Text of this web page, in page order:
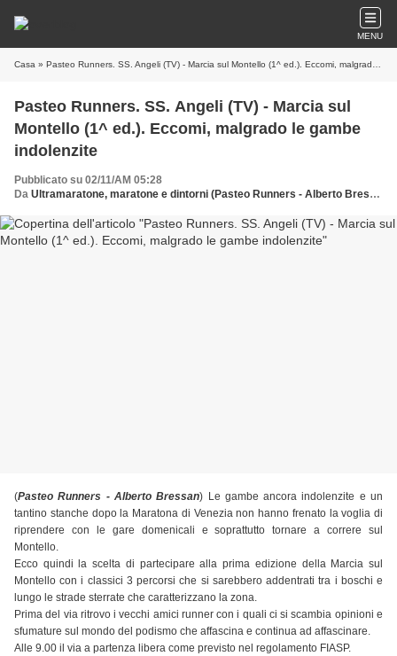
MENU
Casa » Pasteo Runners. SS. Angeli (TV) - Marcia sul Montello (1^ ed.). Eccomi, malgrado le gambe indolenzite
Pasteo Runners. SS. Angeli (TV) - Marcia sul
Montello (1^ ed.). Eccomi, malgrado le gambe
indolenzite
Pubblicato su 02/11/AM 05:28
Da Ultramaratone, maratone e dintorni (Pasteo Runners - Alberto Bressan)
(Pasteo Runners - Alberto Bressan) Le gambe ancora indolenzite e un
tantino stanche dopo la Maratona di Venezia non hanno frenato la voglia di
riprendere con le gare domenicali e soprattutto tornare a correre sul
Montello.
Ecco quindi la scelta di partecipare alla prima edizione della Marcia sul
Montello con i classici 3 percorsi che si sarebbero addentrati tra i boschi e
lungo le strade sterrate che caratterizzano la zona.
Prima del via ritrovo i vecchi amici runner con i quali ci si scambia opinioni e
sfumature sul mondo del podismo che affascina e continua ad affascinare.
Alle 9.00 il via a partenza libera come previsto nel regolamento FIASP.